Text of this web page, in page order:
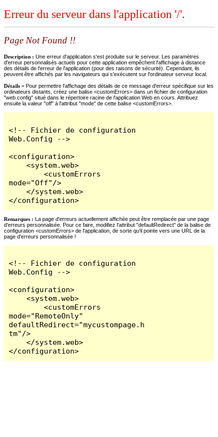
Erreur du serveur dans l'application '/'.
Page Not Found !!
Description : Une erreur d'application s'est produite sur le serveur. Les paramètres
d'erreur personnalisés actuels pour cette application empêchent l'affichage à distance
des détails de l'erreur de l'application (pour des raisons de sécurité). Cependant, ils
peuvent être affichés par les navigateurs qui s'exécutent sur l'ordinateur serveur local.
Détails = Pour permettre l'affichage des détails de ce message d'erreur spécifique sur les
ordinateurs distants, créez une balise <customErrors> dans un fichier de configuration
"web.config" situé dans le répertoire racine de l'application Web en cours. Attribuez
ensuite la valeur "off" à l'attribut "mode" de cette balise <customErrors>.
<!-- Fichier de configuration
Web.Config -->
<configuration>
    <system.web>
        <customErrors
mode="Off"/>
    </system.web>
</configuration>
Remarques : La page d'erreurs actuellement affichée peut être remplacée par une page
d'erreurs personnalisée. Pour ce faire, modifiez l'attribut "defaultRedirect" de la balise de
configuration <customErrors> de l'application, de sorte qu'il pointe vers une URL de la
page d'erreurs personnalisée !
<!-- Fichier de configuration
Web.Config -->
<configuration>
    <system.web>
        <customErrors
mode="RemoteOnly"
defaultRedirect="mycustompage.h
tm"/>
    </system.web>
</configuration>